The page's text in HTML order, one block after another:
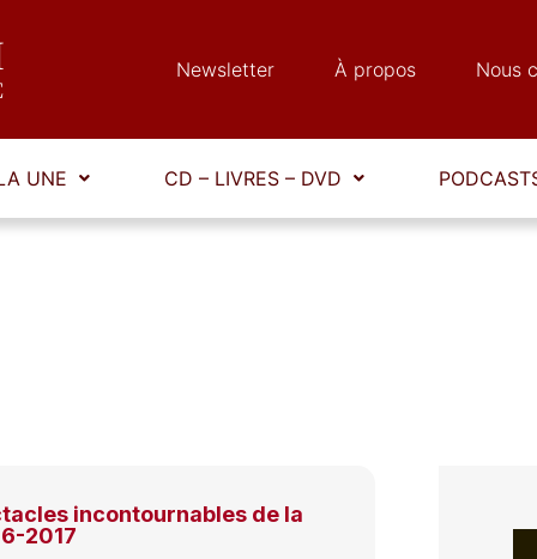
Newsletter À propos Nous
UNE CD – LIVRES – DVD
incontournables de la
2017